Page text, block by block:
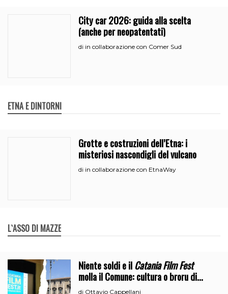
City car 2026: guida alla scelta
(anche per neopatentati)
di in collaborazione con Comer Sud
ETNA E DINTORNI
Grotte e costruzioni dell’Etna: i
misteriosi nascondigli del vulcano
di in collaborazione con EtnaWay
L`ASSO DI MAZZE
Niente soldi e ilCatania Film Fest
molla il Comune: cultura o broru di
ciciri?
di Ottavio Cappellani